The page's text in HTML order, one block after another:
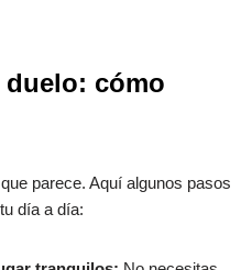
cómo
parece. Aquí algunos pasos
día a día: